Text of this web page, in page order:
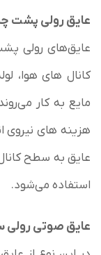
عایق‌ رولی پشت
عایق‌های رولی
کانال­ های هوا،
مایع به کار
هزینه­ های نیروی
عایق به سطح
استفاده می­‌شود.
عایق صوتی رولی